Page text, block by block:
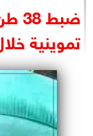
تموينية خلال 24